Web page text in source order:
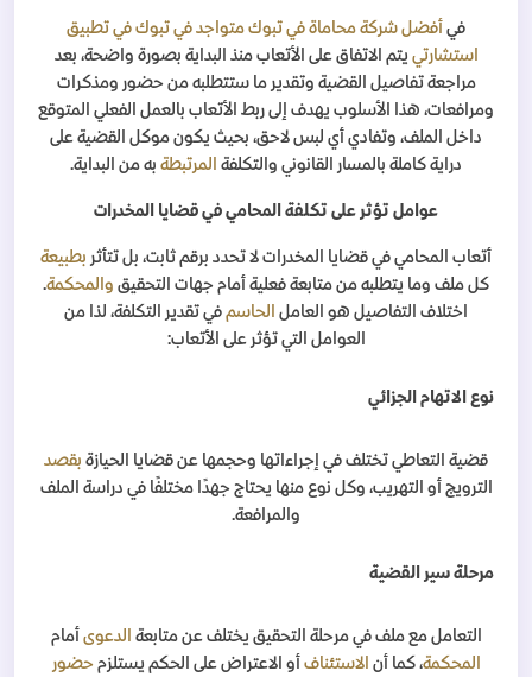
في أفضل شركة محاماة في تبوك متواجد في تبوك في تطبيق
استشارتي يتم الاتفاق على الأتعاب منذ البداية بصورة واضحة، بعد
مراجعة تفاصيل القضية وتقدير ما ستتطلبه من حضور ومذكرات
ومرافعات، هذا الأسلوب يهدف إلى ربط الأتعاب بالعمل الفعلي المتوقع
داخل الملف، وتفادي أي لبس لاحق، بحيث يكون موكل القضية على
دراية كاملة بالمسار القانوني والتكلفة المرتبطة به من البداية.
عوامل تؤثر على تكلفة المحامي في قضايا المخدرات
أتعاب المحامي في قضايا المخدرات لا تحدد برقم ثابت، بل تتأثر بطبيعة
كل ملف وما يتطلبه من متابعة فعلية أمام جهات التحقيق والمحكمة.
اختلاف التفاصيل هو العامل الحاسم في تقدير التكلفة، لذا من
العوامل التي تؤثر على الأتعاب:
نوع الاتهام الجزائي
قضية التعاطي تختلف في إجراءاتها وحجمها عن قضايا الحيازة بقصد
الترويج أو التهريب، وكل نوع منها يحتاج جهدًا مختلفًا في دراسة الملف
والمرافعة.
مرحلة سير القضية
التعامل مع ملف في مرحلة التحقيق يختلف عن متابعة الدعوى أمام
المحكمة، كما أن الاستئناف أو الاعتراض على الحكم يستلزمحضور